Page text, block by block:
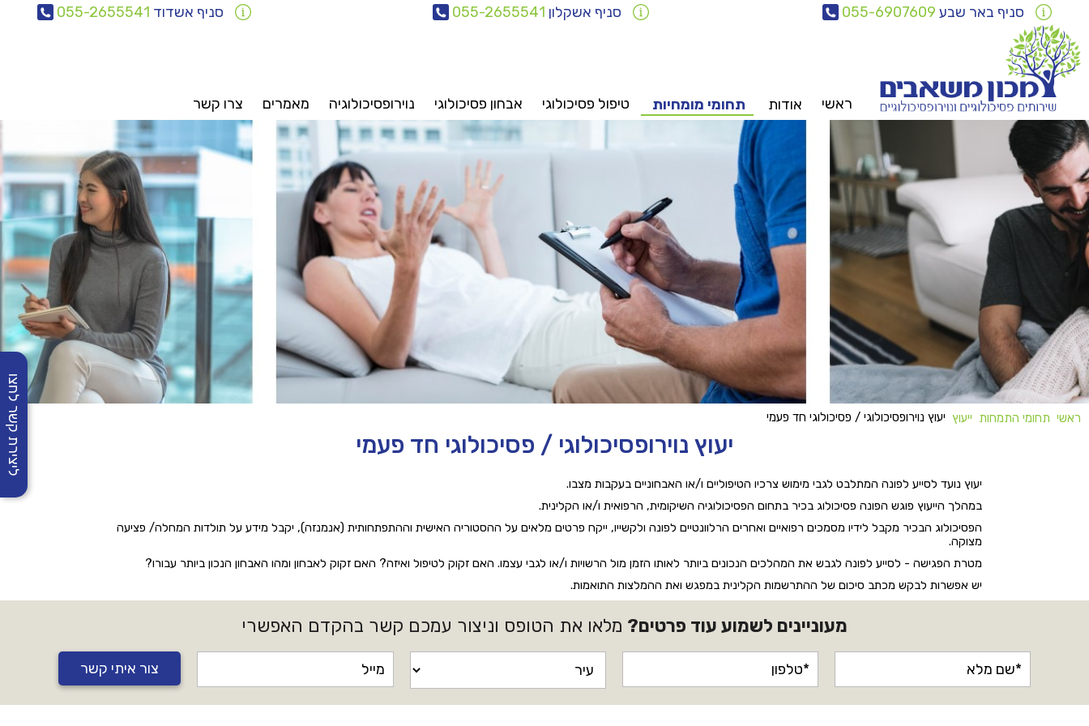
סניף באר שבע 055-6907609 סניף אשקלון 055-2655541 סניף אשדוד 055-2655541
ראשי אודות תחומי מומחיות טיפול פסיכולוגי אבחון פסיכולוגי נוירופסיכולוגיה מאמרים צרו קשר
ראשי תחומי התמחות ייעוץ יעוץ נוירופסיכולוגי / פסיכולוגי חד פעמי
יעוץ נוירופסיכולוגי / פסיכולוגי חד פעמי
יעוץ נועד לסייע לפונה המתלבט לגבי מימוש צרכיו הטיפוליים ו/או האבחוניים בעקבות מצבו.
במהלך הייעוץ פוגש הפונה פסיכולוג בכיר בתחום הפסיכולוגיה השיקומית, הרפואית ו/או הקלינית.
הפסיכולוג הבכיר מקבל לידיו מסמכים רפואיים ואחרים הרלוונטיים לפונה ולקשייו, ייקח פרטים מלאים על ההסטוריה האישית וההתפתחותית (אנמנזה), יקבל מידע על תולדות המחלה/ פציעה
מצוקה.
מטרת הפגישה - לסייע לפונה לגבש את המהלכים הנכונים ביותר לאותו הזמן מול הרשויות ו/או לגבי עצמו. האם זקוק לטיפול ואיזה? האם זקוק לאבחון ומהו האבחון הנכון ביותר עבורו?
יש אפשרות לבקש מכתב סיכום של ההתרשמות הקלינית במפגש ואת ההמלצות התואמות.
מעוניינים לשמוע עוד פרטים? מלאו את הטופס וניצור עמכם קשר בהקדם האפשרי
צור איתי קשר
ליצירת קשר לחצו